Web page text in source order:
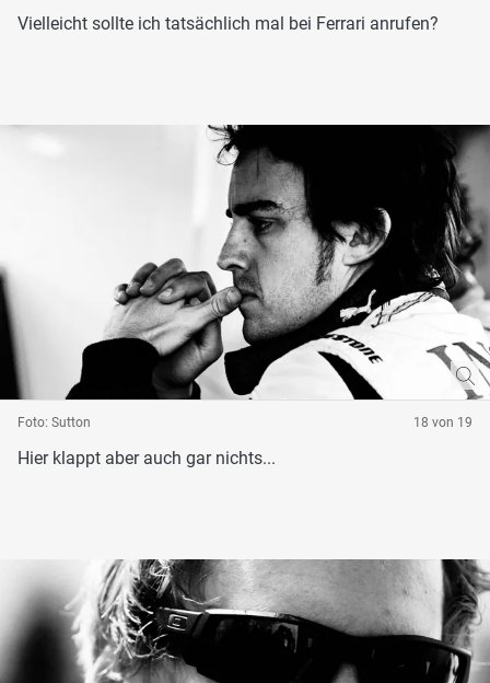
Vielleicht sollte ich tatsächlich mal bei Ferrari anrufen?
Foto: Sutton 18 von 19
Hier klappt aber auch gar nichts...